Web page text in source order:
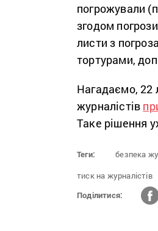
погрожували
згодом
листи з
тортурами,
Нагадаємо, 22
журналістів
Таке рішення
Теги: безпека
тиск на журналістів
Поділитися: